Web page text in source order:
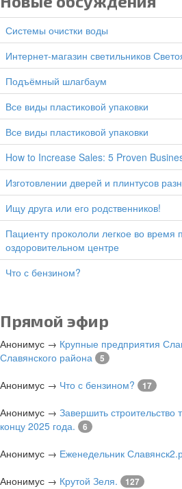
Системы очистки воды
Интернет-магазин светильников
подъёмный шлагбаум
все виды пластиковой упаковки
все виды пластиковой упаковки
How to Increase Sales: 5 Proven
изготовлении дверей и плинтусов
Ищу друга или его родственников!
Пациенту прокололи легкое во время процедуры
оздоровительном центре
Что с бензином?
Прямой эфир
Анонимус → Крупные предприятия
Славянского района
5
Анонимус → Что с бензином? 17
Анонимус → Завершить строительство
концу 2025 года.
6
Анонимус → Еженедельник
Анонимус → Крутой Зеля. 127